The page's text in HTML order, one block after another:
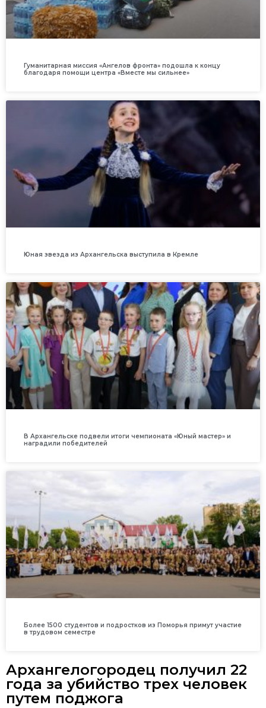
Гуманитарная миссия «Ангелов фронта» подошла к концу
благодаря помощи центра «Вместе мы сильнее»
Юная звезда из Архангельска выступила в Кремле
В Архангельске подвели итоги чемпионата «Юный мастер» и
наградили победителей
Более 1500 студентов и подростков из Поморья примут участие
в трудовом семестре
Архангелогородец получил 22
года за убийство трех человек
путем поджога